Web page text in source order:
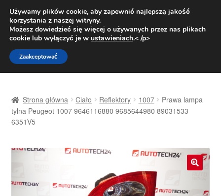
DOSTAWA od 31 zł
Pn.-pt. 9:00-16:00800 003 167
Przejdź
do
nawigacji
Przejdź
do
treści
Dostawa
Moje konto
Strona główna Ciało Reflektory 1007
Prawa lampa
tylna Peugeot 1007 9646116880 9685644980 89031533
6351V5
Używamy plików cookie, aby zapewnić najlepszą jakość
korzystania z naszej witryny.
Możesz dowiedzieć się więcej o używanych przez nas plikach
cookie lub wyłączyć je w ustawieniach.< /p>
Zaakceptować